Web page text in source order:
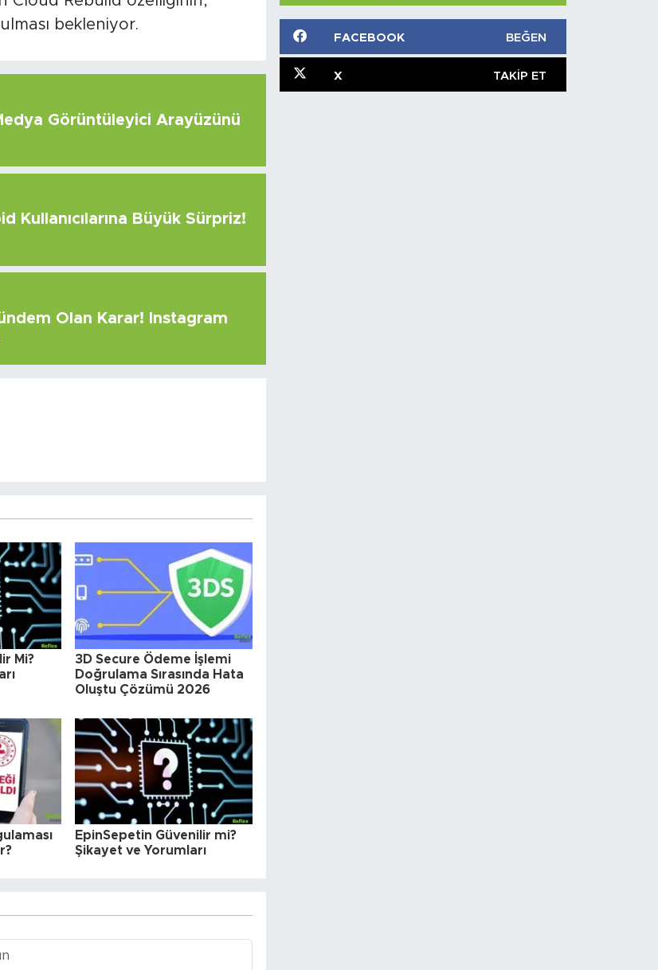
bekleniyor.
Görüntüleyici Arayüzünü
Kullanıcılarına Büyük Sürpriz!
Olan Karar! Instagram
Mi?
3D Secure Ödeme İşlemi
Doğrulama Sırasında Hata
Oluştu Çözümü 2026
EpinSepetin Güvenilir mi?
Şikayet ve Yorumları
FACEBOOK BEĞEN
X TAKIP ET